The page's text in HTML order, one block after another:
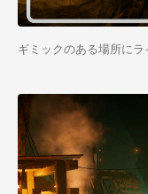
ギミックのある場所にラ